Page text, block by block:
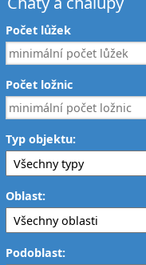
Počet lůžek
Počet ložnic
Typ objektu:
Oblast:
Podoblast: